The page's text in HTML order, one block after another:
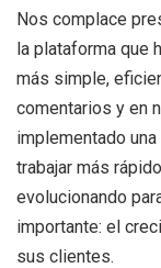
Nos complace
la plataforma que
más simple,
comentarios y en
implementado
trabajar más
evolucionando
importante: el
sus clientes.